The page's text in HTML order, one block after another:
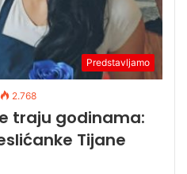
Predstavljamo
2.768
traju godinama:
Tijane